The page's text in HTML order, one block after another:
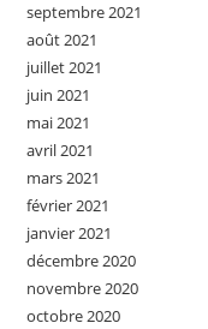
septembre 2021
août 2021
juillet 2021
juin 2021
mai 2021
avril 2021
mars 2021
février 2021
janvier 2021
décembre 2020
novembre 2020
octobre 2020